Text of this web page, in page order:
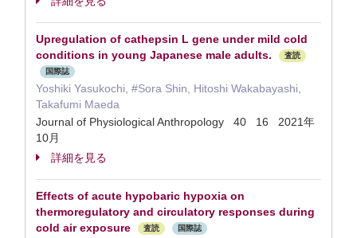
Upregulation of cathepsin L gene under mild cold
conditions in young Japanese male adults.
査読
国際誌
Yoshiki Yasukochi, #Sora Shin, Hitoshi Wakabayashi,
Takafumi Maeda
Journal of Physiological Anthropology 40 16 2021年
10月
詳細を見る
Effects of acute hypobaric hypoxia on
thermoregulatory and circulatory responses during
cold air exposure
査読 国際誌